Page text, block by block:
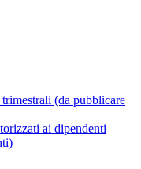
trimestrali (da pubblicare
ai dipendenti